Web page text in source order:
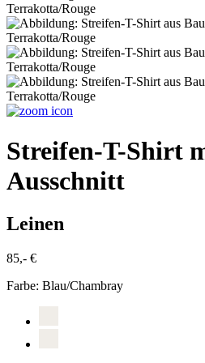
Streifen-T-Shirt
Ausschnitt
Leinen
85,- €
Farbe: Blau/Chambray